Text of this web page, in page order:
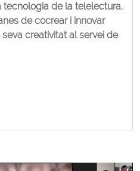
tecnologia de la telelectura.
de cocrear i innovar
creativitat al servei de